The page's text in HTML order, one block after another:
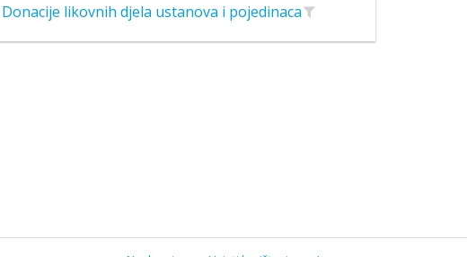
Donacije likovnih djela ustanova i pojedinaca